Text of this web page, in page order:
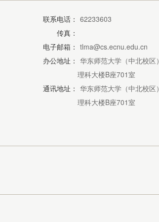
联系电话： 62233603
传真：
电子邮箱： tlma@cs.ecnu.edu.cn
办公地址： 华东师范大学（中北校区）
理科大楼B座701室
通讯地址： 华东师范大学（中北校区）
理科大楼B座701室